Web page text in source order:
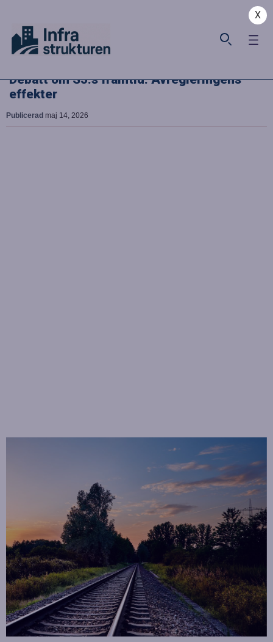
X
Debatt om SJ:s framtid: Avregleringens
effekter
Publicerad maj 14, 2026